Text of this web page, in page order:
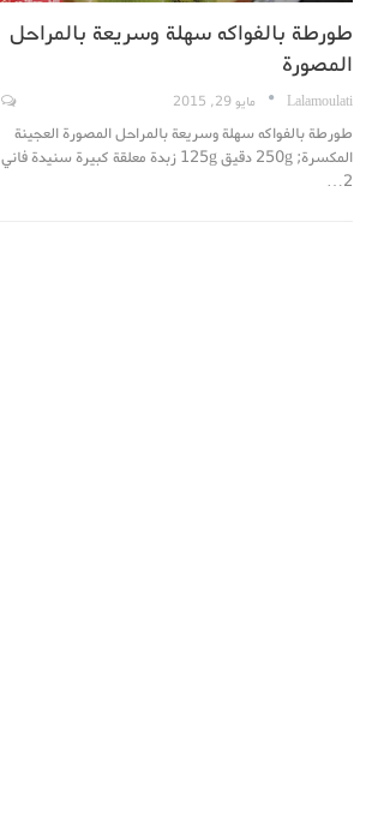
طورطة بالفواكه سهلة وسريعة بالمراحل
المصورة
Lalamoulati مايو 29, 2015
طورطة بالفواكه سهلة وسريعة بالمراحل المصورة العجينة
المكسرة; 250g دقيق 125g زبدة معلقة كبيرة سنيدة فاني
2…